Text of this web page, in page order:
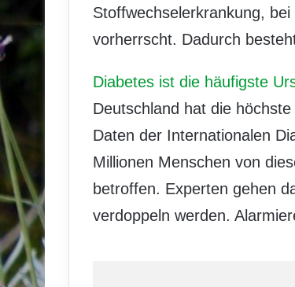
Stoffwechselerkrankung,
vorherrscht. Dadurch
Diabetes ist die häufigste
Deutschland hat die
Daten der Internationalen
Millionen Menschen von
betroffen. Experten gehen
verdoppeln werden.